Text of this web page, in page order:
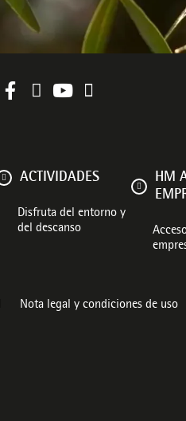
ACTIVIDADES
Disfruta del entorno y
del descanso
HM
Nota legal y condiciones de uso